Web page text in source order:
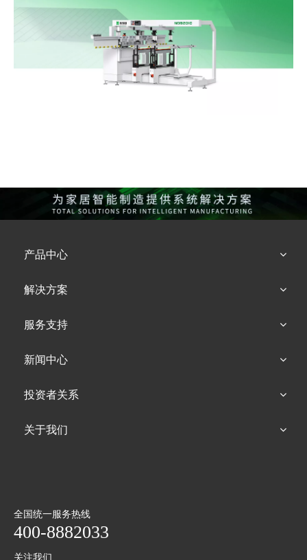
数控排钻
NDC402
产品中心
解决方案
服务支持
新闻中心
投资者关系
关于我们
全国统一服务热线
400-8882033
关注我们